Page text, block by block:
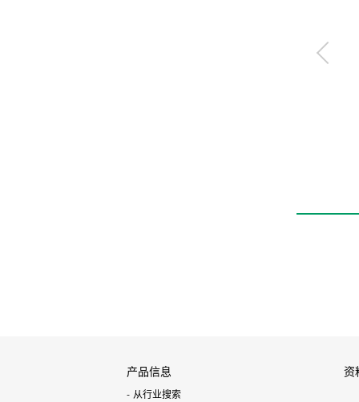
产品信息
从行业搜索
资